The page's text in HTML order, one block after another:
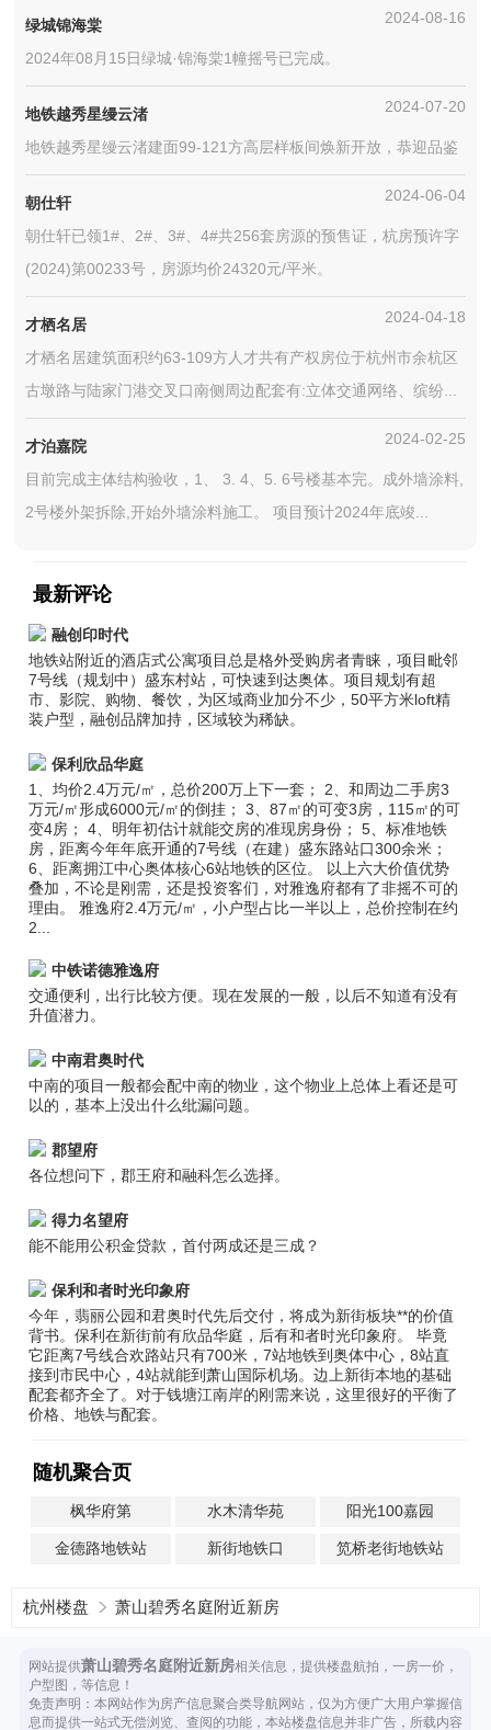
绿城锦海棠 2024-08-16
2024年08月15日绿城·锦海棠1幢摇号已完成。
地铁越秀星缦云渚 2024-07-20
地铁越秀星缦云渚建面99-121方高层样板间焕新开放，恭迎品鉴
朝仕轩 2024-06-04
朝仕轩已领1#、2#、3#、4#共256套房源的预售证，杭房预许字
(2024)第00233号，房源均价24320元/平米。
才栖名居 2024-04-18
才栖名居建筑面积约63-109方人才共有产权房位于杭州市余杭区
古墩路与陆家门港交叉口南侧周边配套有:立体交通网络、缤纷...
才泊嘉院 2024-02-25
目前完成主体结构验收，1、 3. 4、5. 6号楼基本完。成外墙涂料,
2号楼外架拆除,开始外墙涂料施工。 项目预计2024年底竣...
最新评论
融创印时代
地铁站附近的酒店式公寓项目总是格外受购房者青睐，项目毗邻
7号线（规划中）盛东村站，可快速到达奥体。项目规划有超
市、影院、购物、餐饮，为区域商业加分不少，50平方米loft精
装户型，融创品牌加持，区域较为稀缺。
保利欣品华庭
1、均价2.4万元/㎡，总价200万上下一套； 2、和周边二手房3
万元/㎡形成6000元/㎡的倒挂； 3、87㎡的可变3房，115㎡的可
变4房； 4、明年初估计就能交房的准现房身份； 5、标准地铁
房，距离今年年底开通的7号线（在建）盛东路站口300余米；
6、距离拥江中心奥体核心6站地铁的区位。 以上六大价值优势
叠加，不论是刚需，还是投资客们，对雅逸府都有了非摇不可的
理由。 雅逸府2.4万元/㎡，小户型占比一半以上，总价控制在约
2...
中铁诺德雅逸府
交通便利，出行比较方便。现在发展的一般，以后不知道有没有
升值潜力。
中南君奥时代
中南的项目一般都会配中南的物业，这个物业上总体上看还是可
以的，基本上没出什么纰漏问题。
郡望府
各位想问下，郡王府和融科怎么选择。
得力名望府
能不能用公积金贷款，首付两成还是三成？
保利和者时光印象府
今年，翡丽公园和君奥时代先后交付，将成为新街板块**的价值
背书。保利在新街前有欣品华庭，后有和者时光印象府。 毕竟
它距离7号线合欢路站只有700米，7站地铁到奥体中心，8站直
接到市民中心，4站就能到萧山国际机场。边上新街本地的基础
配套都齐全了。对于钱塘江南岸的刚需来说，这里很好的平衡了
价格、地铁与配套。
随机聚合页
枫华府第 水木清华苑 阳光100嘉园
金德路地铁站 新街地铁口 笕桥老街地铁站
杭州楼盘 萧山碧秀名庭附近新房
网站提供萧山碧秀名庭附近新房相关信息，提供楼盘航拍，一房一价，
户型图，等信息！
免责声明：本网站作为房产信息聚合类导航网站，仅为方便广大用户掌握信
息而提供一站式无偿浏览、查阅的功能，本站楼盘信息并非广告，所载内容